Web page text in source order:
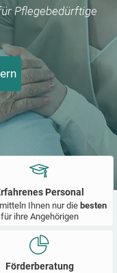
Pflegebedürftige
Personal
Ihnen nur diebesten
für ihre Angehörigen
Förderberatung